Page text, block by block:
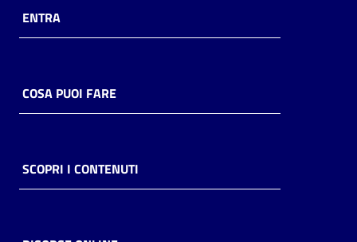
Chiedi al
bibliotecario
ENTRA
COSA PUOI FARE
SCOPRI I CONTENUTI